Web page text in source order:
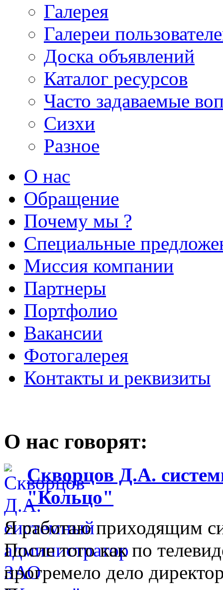
Галерея
Галереи
Доска объявлений
Каталог ресурсов
Часто задаваемые
Сизхи
Разное
О нас
Обращение
Почему мы ?
Специальные
Миссия компании
Партнеры
Портфолио
Вакансии
Фотогалерея
Контакты и реквизиты
О нас говорят:
Скворцов Д.А.
"Кольцо"
Я работаю приходящим
После того как по
прогремело дело